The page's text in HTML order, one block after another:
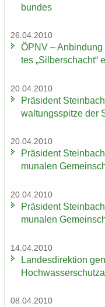
bun­des
26.04.2010
ÖPNV –
tes „Sil­ber­schacht“
20.04.2010
Prä­si­dent
wal­tungs­spit­ze der
20.04.2010
Prä­si­dent
mu­na­len
20.04.2010
Prä­si­dent
mu­na­len
14.04.2010
Lan­des­di­rek­ti­on
08.04.2010